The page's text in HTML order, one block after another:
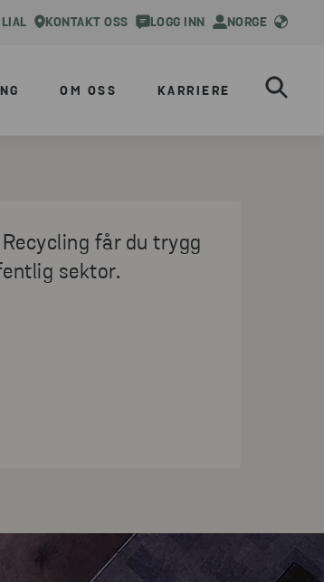
KONTAKT OSS LOGG INN NORGE
OM OSS KARRIERE
får du trygg
sektor.